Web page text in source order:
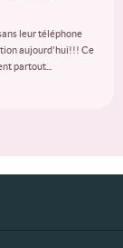
leur téléphone
aujourd'hui!!! Ce
partout...